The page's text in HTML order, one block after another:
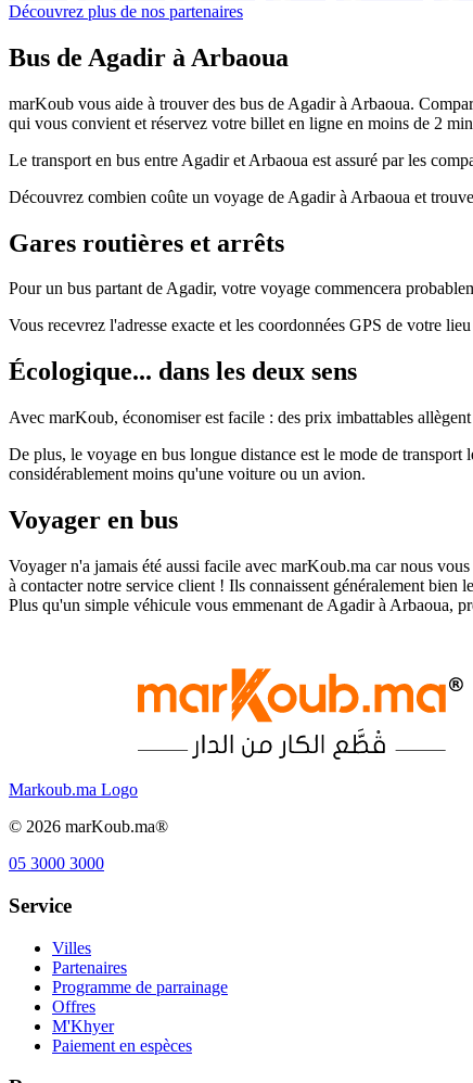
Découvrez plus de nos partenaires
Bus de Agadir à Arbaoua
marKoub vous aide à trouver des bus de Agadir à Arbaoua.
qui vous convient et réservez votre billet en ligne en moins de 2
Le transport en bus entre Agadir et Arbaoua est assuré par les
Découvrez combien coûte un voyage de Agadir à Arbaoua et
Gares routières et arrêts
Pour un bus partant de Agadir, votre voyage commencera
Vous recevrez l'adresse exacte et les coordonnées GPS de votre
Écologique... dans les deux sens
Avec marKoub, économiser est facile : des prix imbattables
De plus, le voyage en bus longue distance est le mode de
considérablement moins qu'une voiture ou un avion.
Voyager en bus
Voyager n'a jamais été aussi facile avec marKoub.ma car nous
à contacter notre service client ! Ils connaissent généralement
Plus qu'un simple véhicule vous emmenant de Agadir à Arbaoua,
Markoub.ma Logo
© 2026 marKoub.ma®
05 3000 3000
Service
Villes
Partenaires
Programme de parrainage
Offres
M'Khyer
Paiement en espèces